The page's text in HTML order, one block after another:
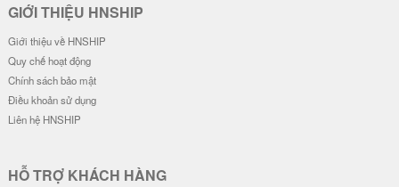
GIỚI THIỆU HNSHIP
Giới thiệu về HNSHIP
Quy chế hoạt động
Chính sách bảo mật
Điều khoản sử dụng
Liên hệ HNSHIP
HỖ TRỢ KHÁCH HÀNG